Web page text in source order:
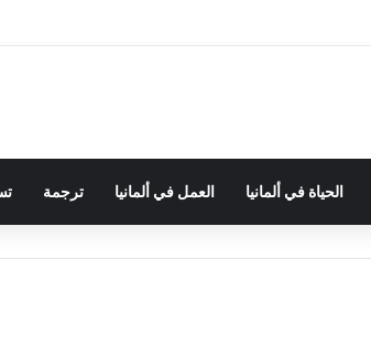
الحياة في ألمانيا العمل في ألمانيا ترجمة